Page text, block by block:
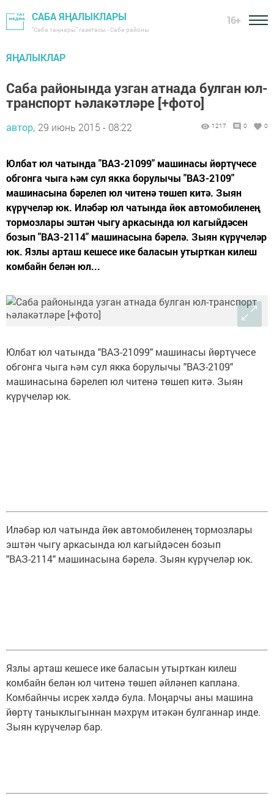
САБА ЯҢАЛЫКЛАРЫ
"Саба таңнары" газетасы - Саба районы
16+
ЯҢАЛЫКЛАР
Саба районында узган атнада булган юл-
транспорт һәлакәтләре [+фото]
автор, 29 июнь 2015 - 08:22 1217 0 0
Юлбат юл чатында "ВАЗ-21099" машинасы йөртүчесе
обгонга чыга һәм сул якка борулычы "ВАЗ-2109"
машинасына бәрелеп юл читенә төшеп китә. Зыян
күрүчеләр юк. Иләбәр юл чатында йөк автомобиленең
тормозлары эштән чыгу аркасында юл кагыйдәсен
бозып "ВАЗ-2114" машинасына бәрелә. Зыян күрүчеләр
юк. Язлы арташ кешесе ике баласын утырткан килеш
комбайн белән юл...
Юлбат юл чатында "ВАЗ-21099" машинасы йөртүчесе
обгонга чыга һәм сул якка борулычы "ВАЗ-2109"
машинасына бәрелеп юл читенә төшеп китә. Зыян
күрүчеләр юк.
Иләбәр юл чатында йөк автомобиленең тормозлары
эштән чыгу аркасында юл кагыйдәсен бозып
"ВАЗ-2114" машинасына бәрелә. Зыян күрүчеләр юк.
Язлы арташ кешесе ике баласын утырткан килеш
комбайн белән юл читенә төшеп әйләнеп каплана.
Комбайнчы исрек хәлдә була. Моңарчы аны машина
йөртү таныклыгыннан мәхрүм итәкән булганнар инде.
Зыян күрүчеләр бар.